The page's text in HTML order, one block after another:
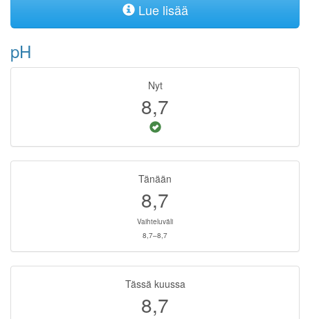
Lue lisää
pH
Nyt
8,7
Tänään
8,7
Vaihteluväli
8,7–8,7
Tässä kuussa
8,7